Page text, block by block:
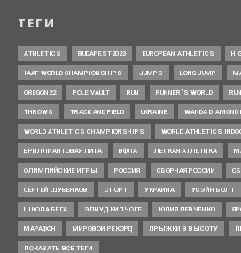
ТЕГИ
ATHLETICS BUDAPEST2023 EUROPEAN ATHLETICS
IAAF WORLD CHAMPIONSHIPS JUMPS LONG JUMP
OREGON22 POLE VAULT RUN RUNNER’S WORLD
THROWS TRACK AND FIELD UKRAINE WANDA DIAMOND
WORLD ATHLETICS CHAMPIONSHIPS WORLD ATHLETICS
БРИЛЛИАНТОВАЯ ЛИГА ВФЛА ЛЕГКАЯ АТЛЕТИКА
ОЛИМПИЙСКИЕ ИГРЫ РОССИЯ СБОРНАЯ РОССИИ
СЕРГЕЙ ШУБЕНКОВ СПОРТ УКРАИНА УСЭЙН БОЛТ
ШКОЛА БЕГА ЭЛИУД КИПЧОГЕ ЮЛИЯ ЛЕВЧЕНКО
МАРАФОН МИРОВОЙ РЕКОРД ПРЫЖКИ В ВЫСОТУ
ПОКАЗАТЬ ВСЕ ТЕГИ